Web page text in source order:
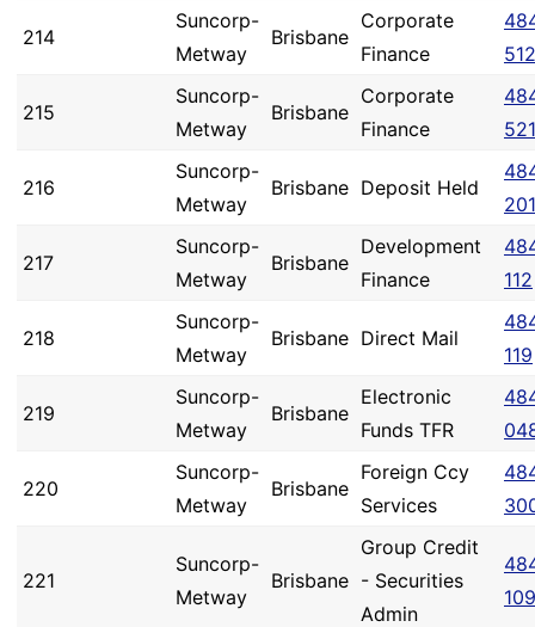
214
Suncorp-
Metway
Brisbane
Corporate
Finance
512
215
Suncorp-
Metway
Brisbane
Corporate
Finance
521
216
Suncorp-
Metway
Brisbane Deposit Held
201
217
Suncorp-
Metway
Brisbane
Development
Finance
112
218
Suncorp-
Metway
Brisbane Direct Mail
119
219
Suncorp-
Metway
Brisbane
Electronic
Funds TFR
220
Suncorp-
Metway
Brisbane
Foreign Ccy
Services
221
Suncorp-
Metway
Brisbane
Group Credit
- Securities
Admin
109